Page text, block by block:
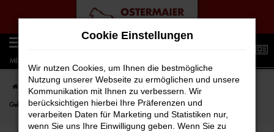
Zum
Hauptinhalt
springen
MENÜ
Startseite Bielefeld Škoda Škoda Octavia Škoda Octavia für Bielefeld
Gebrauchtwagen Top Angebote
Cookie Einstellungen
Wir nutzen Cookies, um Ihnen die bestmögliche
Nutzung unserer Webseite zu ermöglichen und unsere
Kommunikation mit Ihnen zu verbessern. Wir
berücksichtigen hierbei Ihre Präferenzen und
verarbeiten Daten für Marketing und Statistiken nur,
wenn Sie uns Ihre Einwilligung geben. Wenn Sie zu